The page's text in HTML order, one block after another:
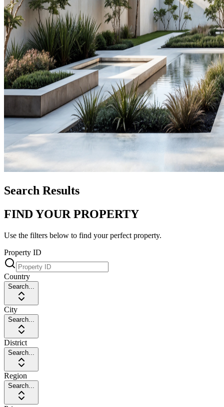
Search Results
FIND YOUR PROPERTY
Use the filters below to find your perfect property.
Property ID
Country
Search...
City
Search...
District
Search...
Region
Search...